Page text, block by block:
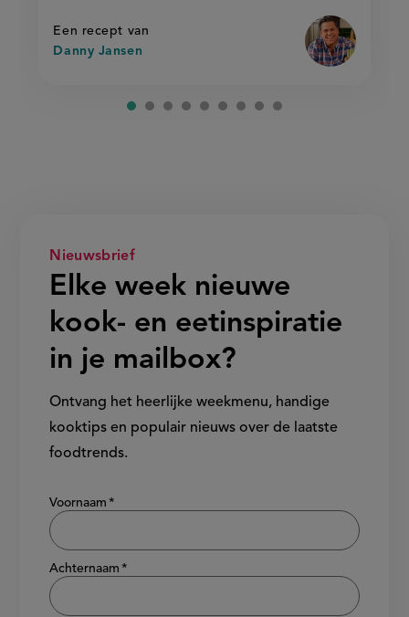
rijst'
Een recept van
Danny Jansen
rijst
Nieuwsbrief
Elke week nieuwe
kook- en eetinspiratie
in je mailbox?
Ontvang het heerlijke weekmenu, handige
kooktips en populair nieuws over de laatste
foodtrends.
Show/hide
Voornaam
Achternaam